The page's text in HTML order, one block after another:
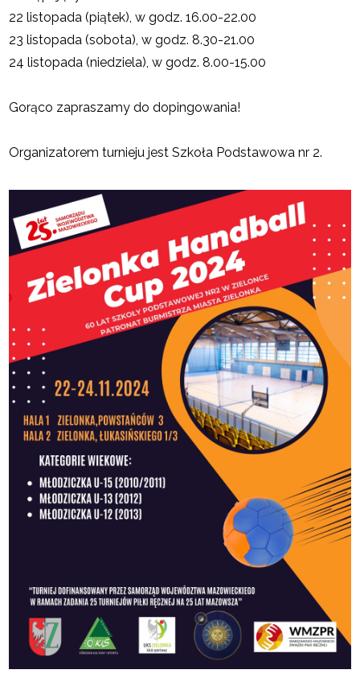
22 listopada (piątek), w godz. 16.00-22.00
23 listopada (sobota), w godz. 8.30-21.00
24 listopada (niedziela), w godz. 8.00-15.00
Gorąco zapraszamy do dopingowania!
Organizatorem turnieju jest Szkoła Podstawowa nr 2.